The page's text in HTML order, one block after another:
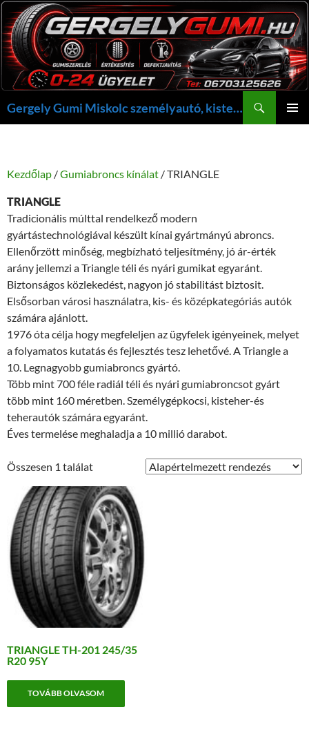
Kilépés
a
tartalomba
Gergely Gumi Miskolc személyautó, kisteherautó gumi szerelés javítás +36703125626 NON-STOP ügyelet, gergelygumi@gergelygumi.hu
Kezdőlap /Gumiabroncs kínálat / TRIANGLE
TRIANGLE
Tradicionális múlttal rendelkező modern
gyártástechnológiával készült kínai gyártmányú abroncs.
Ellenőrzött minőség, megbízható teljesítmény, jó ár-érték
arány jellemzi a Triangle téli és nyári gumikat egyaránt.
Biztonságos közlekedést, nagyon jó stabilitást biztosit.
Elsősorban városi használatra, kis- és középkategóriás autók
számára ajánlott.
1976 óta célja hogy megfeleljen az ügyfelek igényeinek, melyet
a folyamatos kutatás és fejlesztés tesz lehetővé. A Triangle a
10. Legnagyobb gumiabroncs gyártó.
Több mint 700 féle radiál téli és nyári gumiabroncsot gyárt
több mint 160 méretben. Személygépkocsi, kisteher-és
teherautók számára egyaránt.
Éves termelése meghaladja a 10 millió darabot.
Összesen 1 találat
TRIANGLE TH-201 245/35
R20 95Y
TOVÁBB OLVASOM